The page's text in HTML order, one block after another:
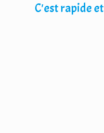
C'est rapide